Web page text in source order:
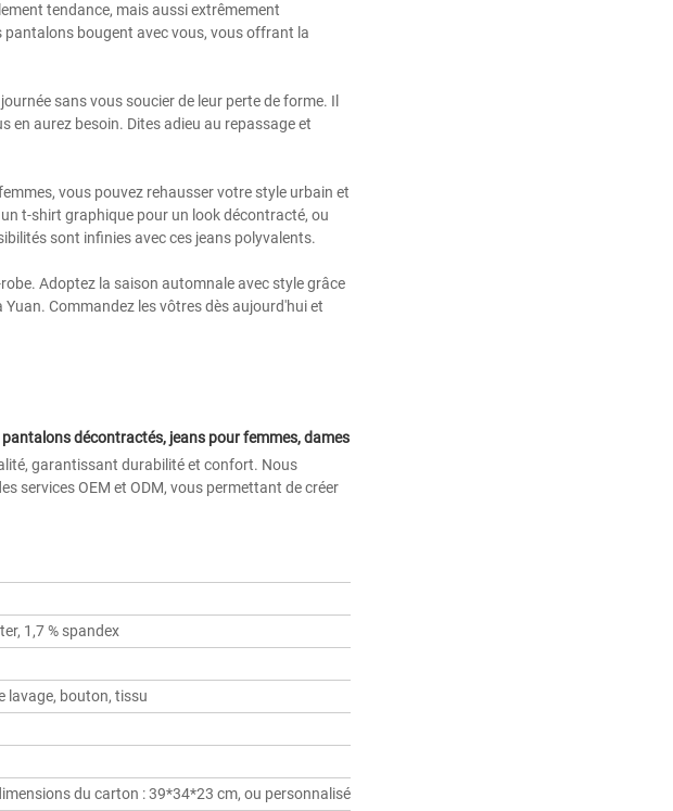
tendance, mais aussi extrêmement
bougent avec vous, vous offrant la
sans vous soucier de leur perte de forme. Il
en aurez besoin. Dites adieu au repassage et
vous pouvez rehausser votre style urbain et
t-shirt graphique pour un look décontracté, ou
sont infinies avec ces jeans polyvalents.
Adoptez la saison automnale avec style grâce
Commandez les vôtres dès aujourd'hui et
garantissant durabilité et confort. Nous
services OEM et ODM, vous permettant de créer
1,7 % spandex
lavage, bouton, tissu
du carton : 39*34*23 cm, ou personnalisé selon vos besoins